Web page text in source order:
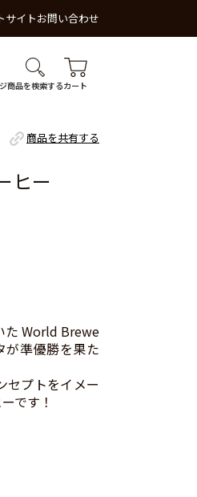
サイトお問い合わせ
商品を検索するカート
商品を共有する
ヒー
た World Brewe
が準優勝を果た
セプトをイメー
です！